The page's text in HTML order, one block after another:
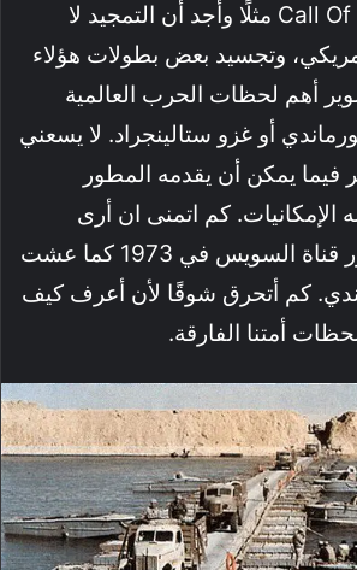
عندما ألعب Call Of Duty مثلًا وأجد أن التمجيد لا
وتجسيد بعض بطولات هؤلاء
أهم لحظات الحرب العالمية
أو غزو ستالينجراد. لا يسعني
فيما يمكن أن يقدمه المطور
الإمكانيات. كم اتمنى ان أرى
وأعيش لحظة عبور قناة السويس في 1973 كما عشت
كم أتحرق شوقًا لأن أعرف كيف
أمتنا الفارقة.